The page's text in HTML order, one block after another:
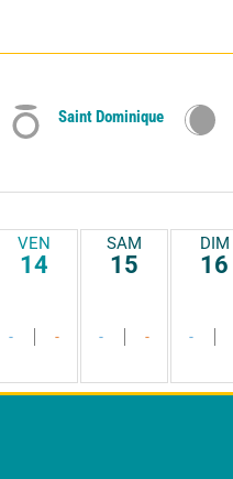
Saint Dominique
VEN
14
- -
SAM
15
- -
DIM
16
-